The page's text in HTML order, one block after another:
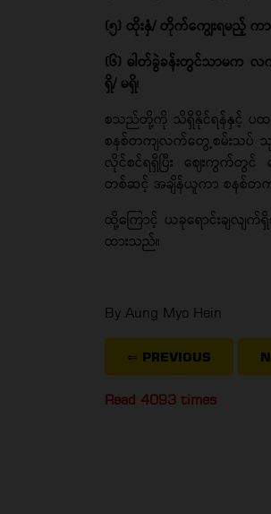
(၅) ထိုးနှံ/ တိုက်ကျွေးရမည့်
(၆) ဓါတ်ခွဲခန်းတွင်သာမက
ရှိ/ မရှိ၊
စသည်တို့ကို သိရှိနိုင်ရန်နှင့် ပထမဦ
စနစ်တကျလက်တွေ့စမ်းသပ်
လိုင်စင်ရရှိပြီး ဈေးကွက်တွင်
တစ်ဆင့် အချိန်ယူကာ စနစ်တက
ထို့ကြောင့် ယခုရောင်းချလျက်ရှိ
ထားသည်။
By Aung Myo Hein
⇐ PREVIOUS
Read 4093 times